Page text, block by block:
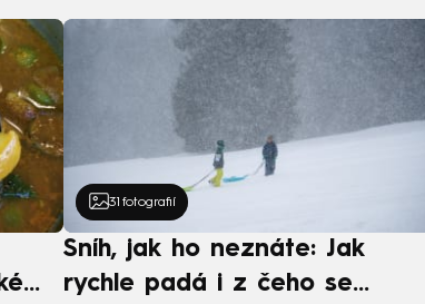
31 fotografií
Sníh, jak ho neznáte: Jak
rychle padá i z čeho se